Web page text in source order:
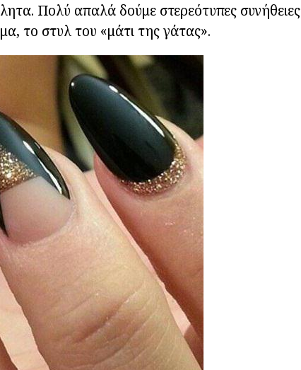
Πολύ απαλά δούμε στερεότυπες συνήθειες
το στυλ του «μάτι της γάτας».